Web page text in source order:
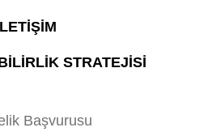
STRATEJİSİ
Başvurusu